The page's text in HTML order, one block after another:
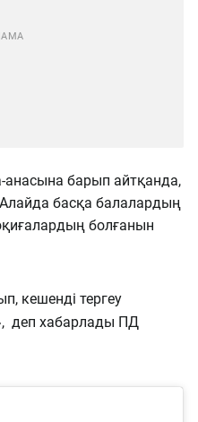
анасына барып айтқанда,
басқа балалардың
болғанын
кешенді тергеу
деп хабарлады ПД